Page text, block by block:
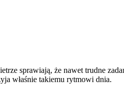
sprawiają, że nawet trudne
właśnie takiemu rytmowi dnia.